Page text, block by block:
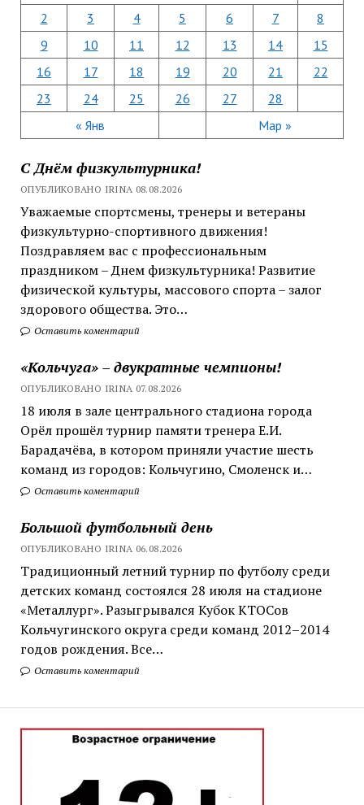
« Янв Мар »
2
3 4 5 6 7
8
9
10 11 12 13 14
15
16
17 18 19 20 21
22
23
24 25 26 27 28
С Днём физкультурника!
ОПУБЛИКОВАНО IRINA 08.08.2026
Уважаемые спортсмены, тренеры и ветераны
физкультурно-спортивного движения!
Поздравляем вас с профессиональным
праздником – Днем физкультурника! Развитие
физической культуры, массового спорта – залог
здорового общества. Это…
Оставить коментарий
«Кольчуга» – двукратные чемпионы!
ОПУБЛИКОВАНО IRINA 07.08.2026
18 июля в зале центрального стадиона города
Орёл прошёл турнир памяти тренера Е.И.
Барадачёва, в котором приняли участие шесть
команд из городов: Кольчугино, Смоленск и…
Оставить коментарий
Большой футбольный день
ОПУБЛИКОВАНО IRINA 06.08.2026
Традиционный летний турнир по футболу среди
детских команд состоялся 28 июля на стадионе
«Металлург». Разыгрывался Кубок КТОСов
Кольчугинского округа среди команд 2012–2014
годов рождения. Все…
Оставить коментарий